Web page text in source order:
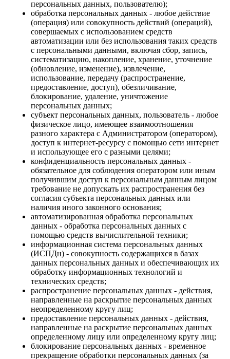
персональных данных, пользователю);
обработка персональных данных - любое действие
(операция) или совокупность действий (операций),
совершаемых с использованием средств
автоматизации или без использования таких средств
с персональными данными, включая сбор, запись,
систематизацию, накопление, хранение, уточнение
(обновление, изменение), извлечение,
использование, передачу (распространение,
предоставление, доступ), обезличивание,
блокирование, удаление, уничтожение
персональных данных;
субъект персональных данных, пользователь - любое
физическое лицо, имеющее взаимоотношения
разного характера с Администратором (оператором),
доступ к интернет-ресурсу с помощью сети интернет
и использующее его с разными целями;
конфиденциальность персональных данных -
обязательное для соблюдения оператором или иным
получившим доступ к персональным данным лицом
требование не допускать их распространения без
согласия субъекта персональных данных или
наличия иного законного основания;
автоматизированная обработка персональных
данных - обработка персональных данных с
помощью средств вычислительной техники;
информационная система персональных данных
(ИСПДн) - совокупность содержащихся в базах
данных персональных данных и обеспечивающих их
обработку информационных технологий и
технических средств;
распространение персональных данных - действия,
направленные на раскрытие персональных данных
неопределенному кругу лиц;
предоставление персональных данных - действия,
направленные на раскрытие персональных данных
определенному лицу или определенному кругу лиц;
блокирование персональных данных - временное
прекращение обработки персональных данных (за